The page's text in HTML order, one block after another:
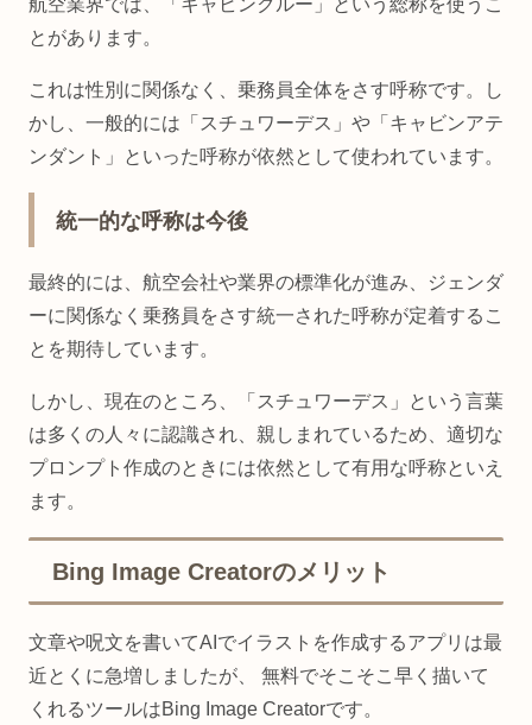
航空業界では、「キャビンクルー」という総称を使うこ
とがあります。
これは性別に関係なく、乗務員全体をさす呼称です。し
かし、一般的には「スチュワーデス」や「キャビンアテ
ンダント」といった呼称が依然として使われています。
統一的な呼称は今後
最終的には、航空会社や業界の標準化が進み、ジェンダ
ーに関係なく乗務員をさす統一された呼称が定着するこ
とを期待しています。
しかし、現在のところ、「スチュワーデス」という言葉
は多くの人々に認識され、親しまれているため、適切な
プロンプト作成のときには依然として有用な呼称といえ
ます。
Bing Image Creatorのメリット
文章や呪文を書いてAIでイラストを作成するアプリは最
近とくに急増しましたが、 無料でそこそこ早く描いて
くれるツールはBing Image Creatorです。